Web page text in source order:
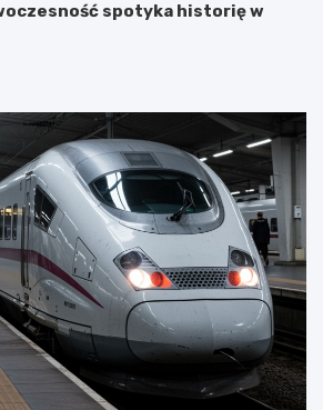
spotyka historię w